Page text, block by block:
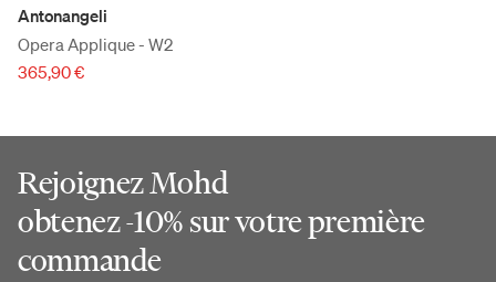
Antonangeli
Opera Applique - W2
365,90 €
Rejoignez Mohd
obtenez -10% sur votre première
commande